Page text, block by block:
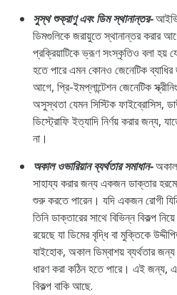
সুস্থ শুক্রাণু এবং ডিম স্থানান্তর-
ডিমগুলিকে জরায়ুতে স্থানান্তর করার
প্রক্রিয়াটিকে ভ্রূণ সংস্কৃতিও বলা হয়
হতে পারে এমন কোনও জেনেটিক
আগে, প্রি-ইমপ্লান্টেশন জেনেটিক
অসুস্থতা যেমন সিস্টিক ফাইব্রোসিস,
ডিস্ট্রোফি ইত্যাদি নির্ণয় করার জন্য,
না।
অকাল ওভারিয়ান ব্যর্থতার সমাধান-অকাল
সাহায্য করার জন্য একজন ডাক্তার
শুরু করতে পারেন। যদি একজন রোগী
তিনি ডাক্তারের সাথে বিভিন্ন বিকল্প
রয়েছে যা ডিমের বৃদ্ধি বা মুক্তিকে
যাইহোক, অকাল ডিম্বাশয় ব্যর্থতার জন্য
ধারণ করা কঠিন হতে পারে। এই জন্য,
বিকল্প বাকি আছে.